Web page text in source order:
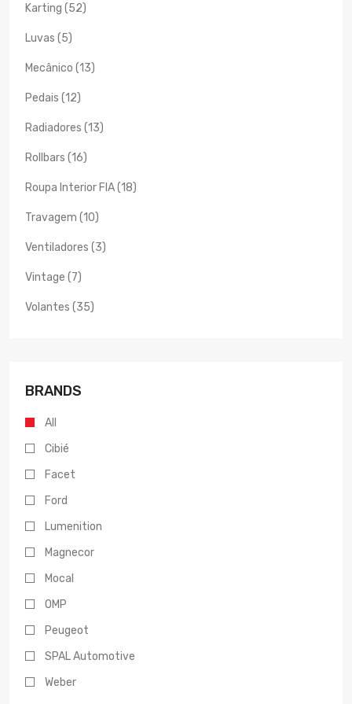
Karting (52)
Luvas (5)
Mecânico (13)
Pedais (12)
Radiadores (13)
Rollbars (16)
Roupa Interior FIA (18)
Travagem (10)
Ventiladores (3)
Vintage (7)
Volantes (35)
BRANDS
All
Cibié
Facet
Ford
Lumenition
Magnecor
Mocal
OMP
Peugeot
SPAL Automotive
Weber